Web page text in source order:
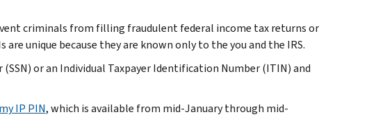
criminals from filling fraudulent federal income tax returns or
unique because they are known only to the you and the IRS.
(SSN) or an Individual Taxpayer Identification Number (ITIN) and
IP PIN, which is available from mid-January through mid-